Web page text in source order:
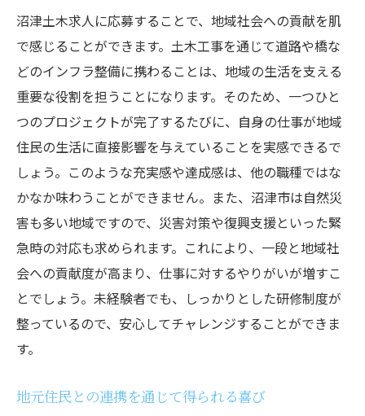
沼津土木求人に応募することで、地域社会への貢献を肌
で感じることができます。土木工事を通じて道路や橋な
どのインフラ整備に携わることは、地域の生活を支える
重要な役割を担うことになります。そのため、一つひと
つのプロジェクトが完了するたびに、自身の仕事が地域
住民の生活に直接影響を与えていることを実感できるで
しょう。このような充実感や達成感は、他の職種ではな
かなか味わうことができません。また、沼津市は自然災
害も多い地域ですので、災害対策や復興支援といった緊
急時の対応も求められます。これにより、一段と地域社
会への貢献度が高まり、仕事に対するやりがいが増すこ
とでしょう。未経験者でも、しっかりとした研修制度が
整っているので、安心してチャレンジすることができま
す。
地元住民との連携を通じて得られる喜び